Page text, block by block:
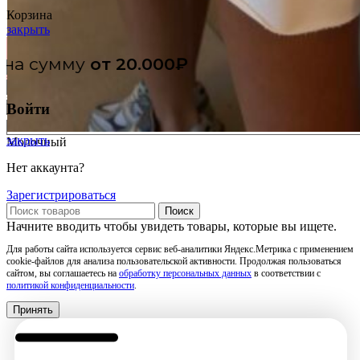
Голубой
Графит
Лимонный
Молочный
Корзина
закрыть
Бесплатная доставка при
Войти
закрыть
Нет аккаунта?
Зарегистрироваться
Поиск
Начните вводить чтобы увидеть товары, которые вы ищете.
Для работы сайта используется сервис веб-аналитики Яндекс.Метрика с применением
cookie-файлов для анализа пользовательской активности. Продолжая пользоваться
сайтом, вы соглашаетесь на обработку персональных данных в соответствии с
политикой конфиденциальности
Принять